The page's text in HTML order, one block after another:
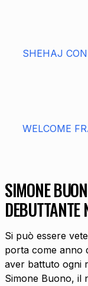
SHEHAJ
WELCOME
SIMONE
DEBUTTANTE
Si può essere
porta come anno
aver battuto ogni
Simone Buono, il